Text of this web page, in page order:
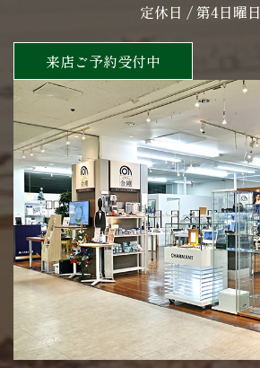
定休日 / 第4日曜日
来店ご予約受付中